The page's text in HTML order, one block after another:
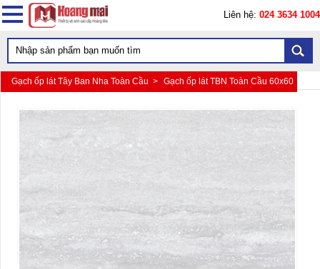
Liên hệ: 024 3634 1004
Gạch ốp lát Tây Ban Nha Toàn Cầu > Gạch ốp lát TBN Toàn Cầu 60x60